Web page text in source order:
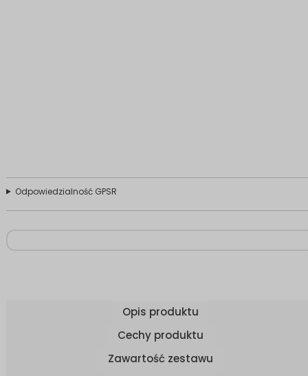
Odpowiedzialność GPSR
Opis produktu
Cechy produktu
Zawartość zestawu